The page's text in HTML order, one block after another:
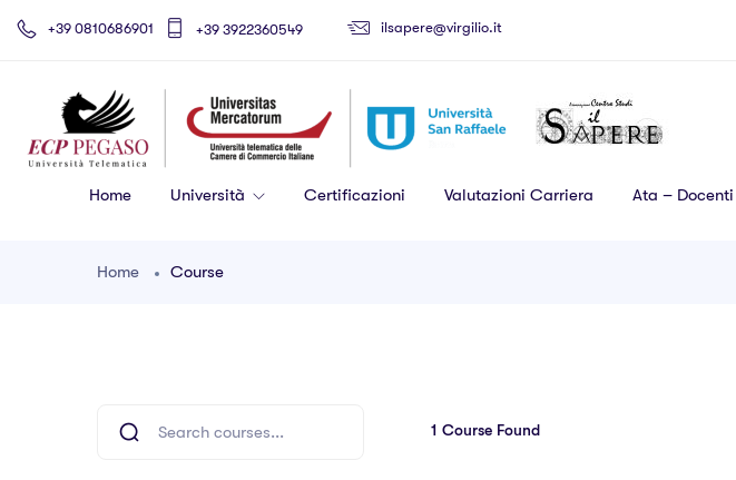
+39 0810686901 +39 3922360549 ilsapere@virgilio.it
Home Università Certificazioni Valutazioni Carriera Ata – Docenti
Home Course
1 Course Found